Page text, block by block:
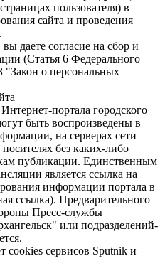
пользователя) в
сайта и проведения
даете согласие на сбор и
(Статья 6 Федерального
"Закон о персональных
портала городского
быть воспроизведены в
на серверах сети
без каких-либо
публикации. Единственным
является ссылка на
информации портала в
ссылка). Предварительного
Пресс-службы
или подразделений-
cookies сервисов Sputnik и